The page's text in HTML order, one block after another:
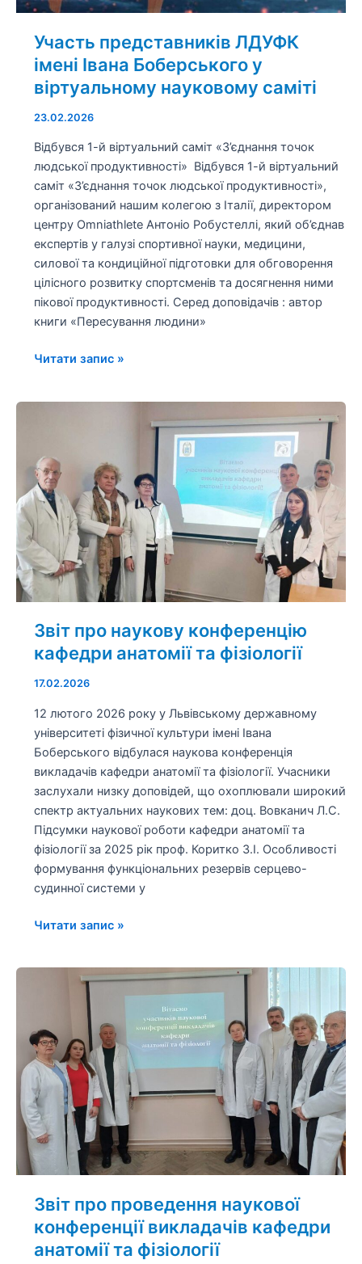
Участь представників ЛДУФК
імені Івана Боберського у
віртуальному науковому саміті
23.02.2026
Відбувся 1-й віртуальний саміт «З’єднання точок
людської продуктивності» Відбувся 1-й віртуальний
саміт «З’єднання точок людської продуктивності»,
організований нашим колегою з Італії, директором
центру Omniathlete Антоніо Робустеллі, який об’єднав
експертів у галузі спортивної науки, медицини,
силової та кондиційної підготовки для обговорення
цілісного розвитку спортсменів та досягнення ними
пікової продуктивності. Серед доповідачів : автор
книги «Пересування людини»
Читати запис »
Звіт про наукову конференцію
кафедри анатомії та фізіології
17.02.2026
12 лютого 2026 року у Львівському державному
університеті фізичної культури імені Івана
Боберського відбулася наукова конференція
викладачів кафедри анатомії та фізіології. Учасники
заслухали низку доповідей, що охоплювали широкий
спектр актуальних наукових тем: доц. Вовканич Л.С.
Підсумки наукової роботи кафедри анатомії та
фізіології за 2025 рік проф. Коритко З.І. Особливості
формування функціональних резервів серцево-
судинної системи у
конференцію
кафедри
анатомії
та
фізіології
Читати запис »
Звіт про проведення наукової
конференції викладачів кафедри
анатомії та фізіології
проведення
наукової
конференції
викладачів
кафедри
анатомії
та
фізіології